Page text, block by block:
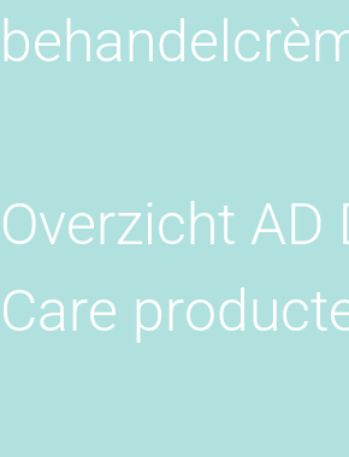
Overzicht AD
Care